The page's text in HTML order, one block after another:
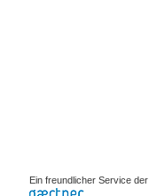
Ein freundlicher Service der